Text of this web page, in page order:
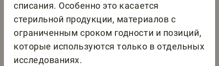
списания. Особенно это касается
стерильной продукции, материалов с
ограниченным сроком годности и позиций,
которые используются только в отдельных
исследованиях.